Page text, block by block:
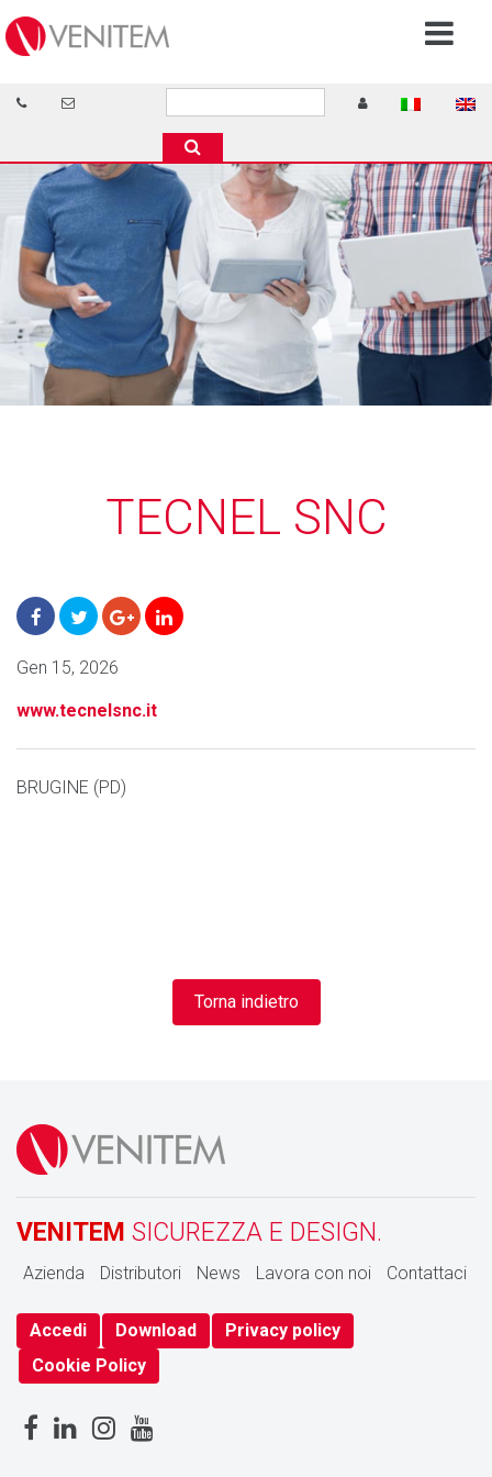
TECNEL SNC
Gen 15, 2026
www.tecnelsnc.it
BRUGINE (PD)
Torna indietro
VENITEM SICUREZZA E DESIGN.
Azienda Distributori News Lavora con noi Contattaci
Accedi Download
Privacy policy
Cookie Policy